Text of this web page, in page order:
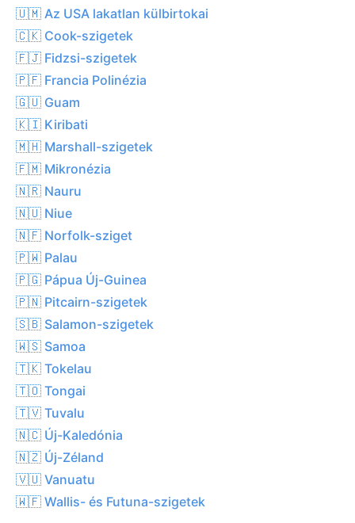
🇺🇲 Az USA lakatlan külbirtokai
🇨🇰 Cook-szigetek
🇫🇯 Fidzsi-szigetek
🇵🇫 Francia Polinézia
🇬🇺 Guam
🇰🇮 Kiribati
🇲🇭 Marshall-szigetek
🇫🇲 Mikronézia
🇳🇷 Nauru
🇳🇺 Niue
🇳🇫 Norfolk-sziget
🇵🇼 Palau
🇵🇬 Pápua Új-Guinea
🇵🇳 Pitcairn-szigetek
🇸🇧 Salamon-szigetek
🇼🇸 Samoa
🇹🇰 Tokelau
🇹🇴 Tongai
🇹🇻 Tuvalu
🇳🇨 Új-Kaledónia
🇳🇿 Új-Zéland
🇻🇺 Vanuatu
🇼🇫 Wallis- és Futuna-szigetek